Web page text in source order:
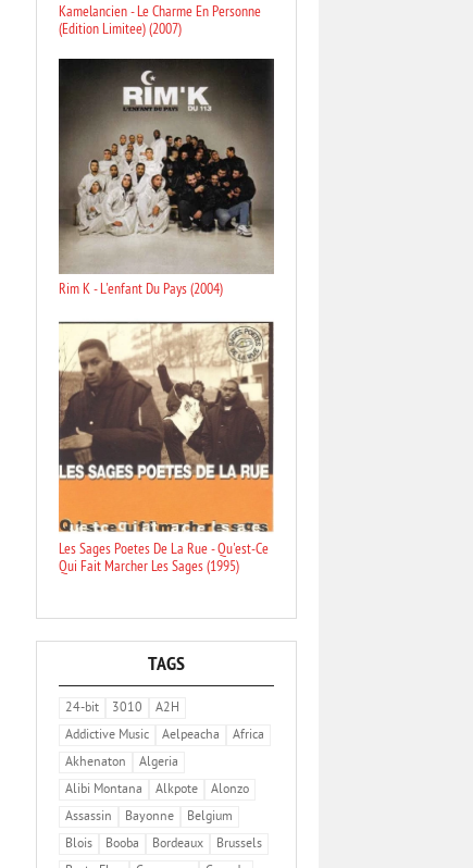
Kamelancien - Le Charme En Personne
(Edition Limitee) (2007)
Rim K - L'enfant Du Pays (2004)
Les Sages Poetes De La Rue - Qu'est-Ce
Qui Fait Marcher Les Sages (1995)
TAGS
24-bit 3010
A2H
Addictive Music
Aelpeacha
Africa
Akhenaton
Algeria
Alibi Montana
Alkpote
Alonzo
Assassin
Bayonne
Belgium
Blois
Booba Bordeaux
Brussels